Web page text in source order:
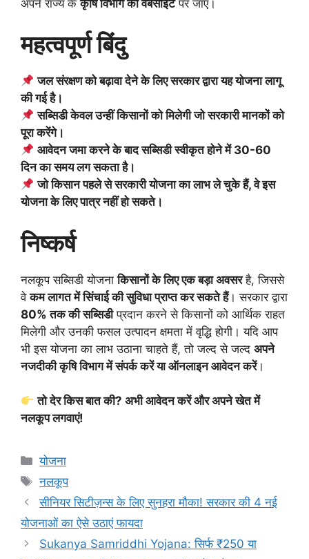
अपने राज्य केकृषि विभाग की वेबसाइटपर जाएं।
महत्वपूर्ण बिंदु
जल संरक्षण को बढ़ावा देने के लिए सरकार द्वारा यह योजना लागू
की गई है।
सब्सिडी केवल उन्हीं किसानों को मिलेगी जो सरकारी मानकों को
पूरा करेंगे।
आवेदन जमा करने के बाद सब्सिडी स्वीकृत होने में 30-60
दिन का समय लग सकता है।
जो किसान पहले से सरकारी योजना का लाभ ले चुके हैं, वे इस
योजना के लिए पात्र नहीं हो सकते।
निष्कर्ष
नलकूप सब्सिडी योजनाकिसानों के लिए एक बड़ा अवसरहै, जिससे
वेकम लागत में सिंचाई की सुविधा प्राप्त कर सकते हैं। सरकार द्वारा
80% तक की सब्सिडीप्रदान करने से किसानों को आर्थिक राहत
मिलेगी और उनकी फसल उत्पादन क्षमता में वृद्धि होगी। यदि आप
भी इस योजना का लाभ उठाना चाहते हैं, तो जल्द से जल्द अपने
नजदीकी कृषि विभाग में संपर्क करें या ऑनलाइन आवेदन करें।
तो देर किस बात की? अभी आवेदन करें और अपने खेत में
नलकूप लगवाएं!
Categories
योजना
Tags
नलकूप
सीनियर सिटीज़न्स के लिए सुनहरा मौका! सरकार की 4 नई
योजनाओं का ऐसे उठाएं फायदा
Sukanya Samriddhi Yojana: सिर्फ ₹250 या